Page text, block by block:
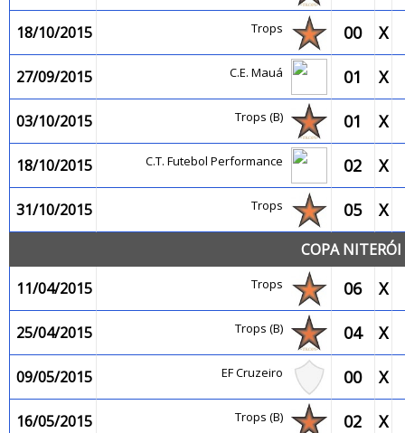
18/10/2015 Trops 00 X
27/09/2015 C.E. Mauá 01 X
03/10/2015 Trops (B) 01 X
18/10/2015 C.T. Futebol Performance 02 X
31/10/2015 Trops 05 X
COPA
11/04/2015
Trops 06 X
25/04/2015 Trops (B) 04 X
09/05/2015 EF Cruzeiro 00 X
16/05/2015 Trops (B) 02 X